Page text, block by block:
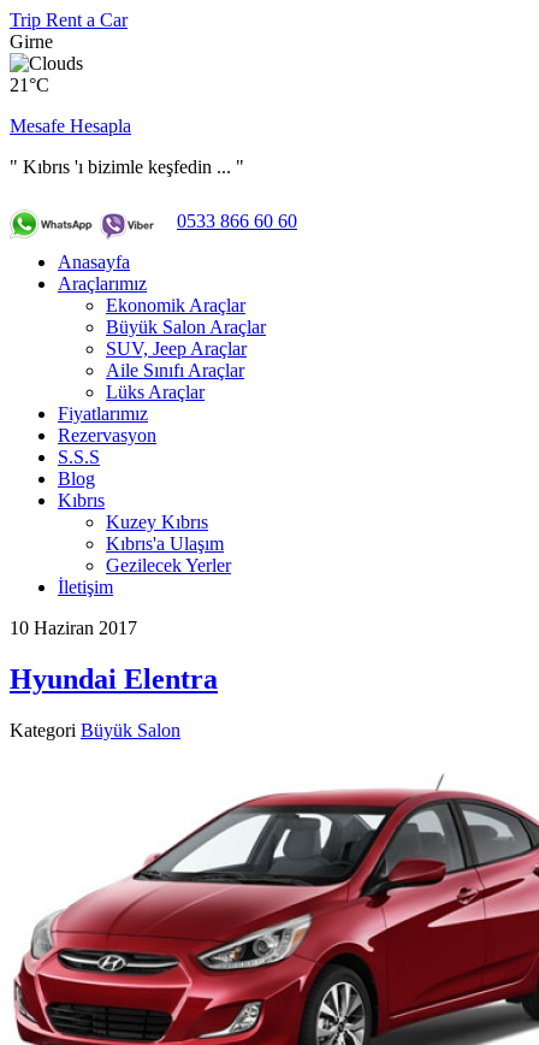
Trip Rent a Car
Girne
21°C
Mesafe Hesapla
" Kıbrıs 'ı bizimle keşfedin ... "
0533 866 60 60
Anasayfa
Araçlarımız
Ekonomik Araçlar
Büyük Salon Araçlar
SUV, Jeep Araçlar
Aile Sınıfı Araçlar
Lüks Araçlar
Fiyatlarımız
Rezervasyon
S.S.S
Blog
Kıbrıs
Kuzey Kıbrıs
Kıbrıs'a Ulaşım
Gezilecek Yerler
İletişim
10 Haziran 2017
Hyundai Elentra
Kategori Büyük Salon